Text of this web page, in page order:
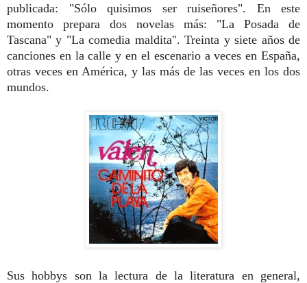
publicada: "Sólo quisimos ser ruiseñores". En este
momento prepara dos novelas más: "La Posada de
Tascana" y "La comedia maldita". Treinta y siete años de
canciones en la calle y en el escenario a veces en España,
otras veces en América, y las más de las veces en los dos
mundos.
Sus hobbys son la lectura de la literatura en general,